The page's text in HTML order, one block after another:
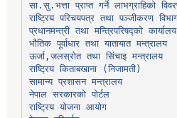
प्रधानमन्त्री तथा मन्त्रिपरिषद्को कार्यालय
भौतिक पूर्वाधार तथा यातायात मन्त्रालय
ऊर्जा,जलस्रोत तथा सिंचाइ मन्त्रालय
सामान्य प्रशासन मन्त्रालय
नेपाल सरकारको पोर्टल
राष्ट्रिय योजना आयोग